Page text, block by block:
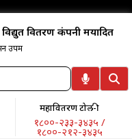
विद्युत वितरण कंपनी मर्यादित
उपक्रम
महावितरण टोल-फ्री
१८००-२३३-३४३५ /
१८००-२१२-३४३५